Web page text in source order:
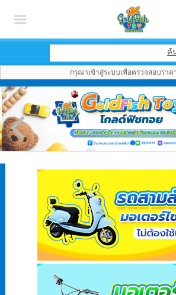
สินค้าที่สนใจ( 0 )
หน้าหลัก
สินค้า
ขั้นตอนการสั่งซื้อ
แจ้งชำระเงิน
ข่าวสาร
ค้
กรุณาเข้าสู่ระบบเพื่อตรวจสอบราค